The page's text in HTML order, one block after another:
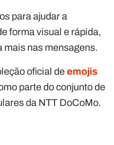
para ajudar a
forma visual e rápida,
mais nas mensagens.
oficial deemojis
parte do conjunto de
da NTT DoCoMo.